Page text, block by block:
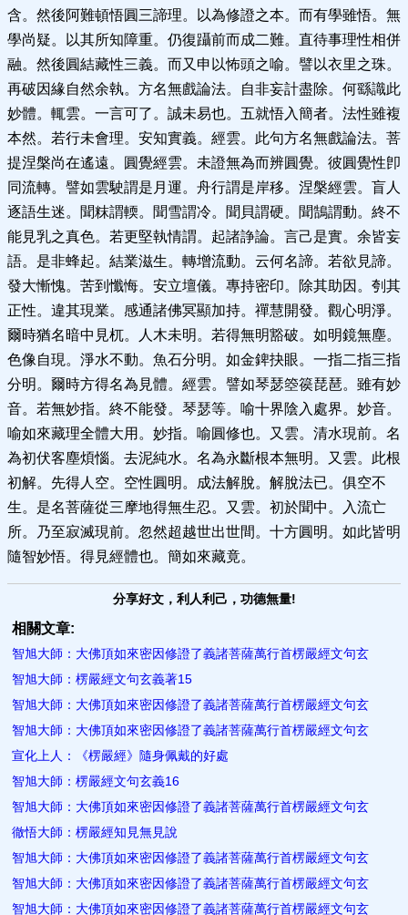
含。然後阿難頓悟圓三諦理。以為修證之本。而有學雖悟。無
學尚疑。以其所知障重。仍復躡前而成二難。直待事理性相併
融。然後圓結藏性三義。而又申以怖頭之喻。譬以衣里之珠。
再破因緣自然余執。方名無戲論法。自非妄計盡除。何繇識此
妙體。輒雲。一言可了。誠未易也。五就悟入簡者。法性雖複
本然。若行未會理。安知實義。經雲。此句方名無戲論法。菩
提涅槃尚在遙遠。圓覺經雲。未證無為而辨圓覺。彼圓覺性卽
同流轉。譬如雲駛謂是月運。舟行謂是岸移。涅槃經雲。盲人
逐語生迷。聞粖謂輭。聞雪謂冷。聞貝謂硬。聞鵠謂動。終不
能見乳之真色。若更堅執情謂。起諸諍論。言己是實。余皆妄
語。是非蜂起。結業滋生。轉增流動。云何名諦。若欲見諦。
發大慚愧。苦到懺悔。安立壇儀。專持密印。除其助因。刳其
正性。違其現業。感通諸佛冥顯加持。禪慧開發。觀心明淨。
爾時猶名暗中見杌。人木未明。若得無明豁破。如明鏡無塵。
色像自現。淨水不動。魚石分明。如金錍抉眼。一指二指三指
分明。爾時方得名為見體。經雲。譬如琴瑟箜篌琵琶。雖有妙
音。若無妙指。終不能發。琴瑟等。喻十界陰入處界。妙音。
喻如來藏理全體大用。妙指。喻圓修也。又雲。清水現前。名
為初伏客塵煩惱。去泥純水。名為永斷根本無明。又雲。此根
初解。先得人空。空性圓明。成法解脫。解脫法已。俱空不
生。是名菩薩從三摩地得無生忍。又雲。初於聞中。入流亡
所。乃至寂滅現前。忽然超越世出世間。十方圓明。如此皆明
隨智妙悟。得見經體也。簡如來藏竟。
分享好文，利人利己，功德無量!
相關文章:
智旭大師：大佛頂如來密因修證了義諸菩薩萬行首楞嚴經文句玄
智旭大師：楞嚴經文句玄義著15
智旭大師：大佛頂如來密因修證了義諸菩薩萬行首楞嚴經文句玄
智旭大師：大佛頂如來密因修證了義諸菩薩萬行首楞嚴經文句玄
宣化上人：《楞嚴經》隨身佩戴的好處
智旭大師：楞嚴經文句玄義16
智旭大師：大佛頂如來密因修證了義諸菩薩萬行首楞嚴經文句玄
徹悟大師：楞嚴經知見無見說
智旭大師：大佛頂如來密因修證了義諸菩薩萬行首楞嚴經文句玄
智旭大師：大佛頂如來密因修證了義諸菩薩萬行首楞嚴經文句玄
智旭大師：大佛頂如來密因修證了義諸菩薩萬行首楞嚴經文句玄